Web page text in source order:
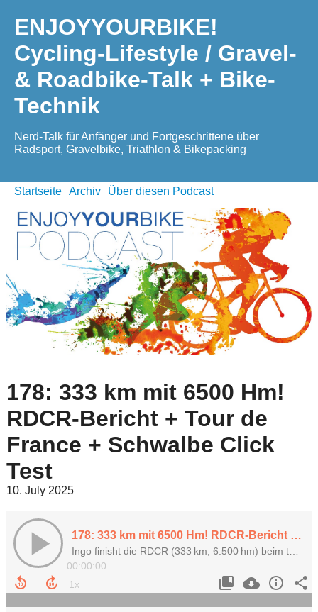
ENJOYYOURBIKE!
Cycling-Lifestyle / Gravel-
& Roadbike-Talk + Bike-
Technik
Nerd-Talk für Anfänger und Fortgeschrittene über
Radsport, Gravelbike, Triathlon & Bikepacking
Startseite Archiv Über diesen Podcast
178: 333 km mit 6500 Hm!
RDCR-Bericht + Tour de
France + Schwalbe Click
Test
10. July 2025
178: 333 km mit 6500 Hm! RDCR-Bericht + Tour de France + Schwalbe Click Test
Ingo finisht die RDCR (333 km, 6.500 hm) beim top organisierten Event im Thüringer Wald – dazu Tour de France, „Unchained“ Staffel 3, Gemini Carbon-Kettenblätter und Schwalbe Click-Ventile.
00:00:00